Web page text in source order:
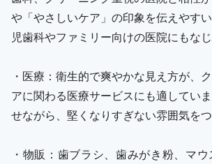
や「やさしいケア」の印象を伝えやす
児歯科やファミリー向けの医院にもなじ
・医療：衛生的で爽やかな見え方が、
アに関わる医療サービスにも適してい
せながら、堅くなりすぎない雰囲気をつ
・物販：歯ブラシ、歯みがき粉、マ